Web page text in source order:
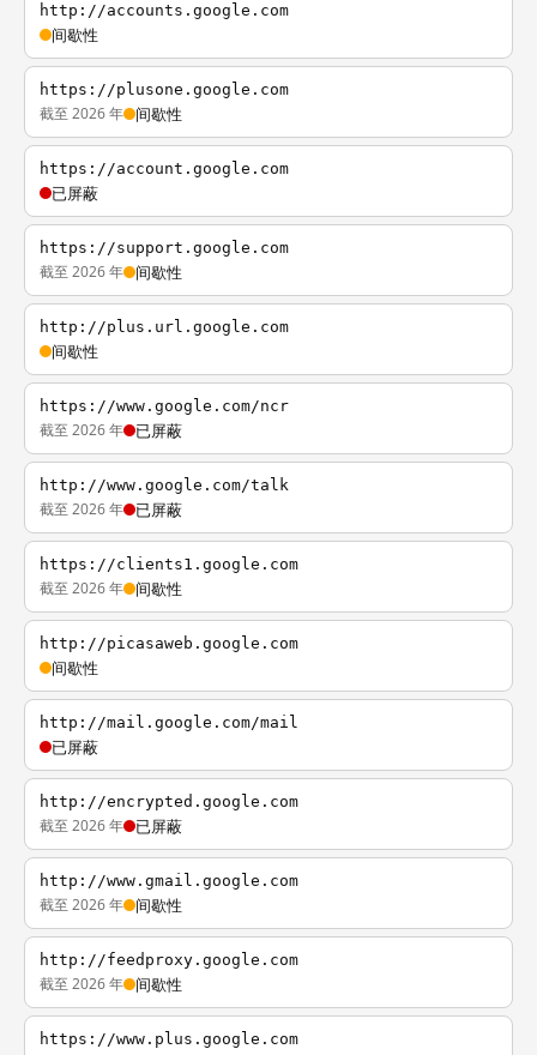
http://accounts.google.com
间歇性
https://plusone.google.com
截至 2026 年 间歇性
https://account.google.com
已屏蔽
https://support.google.com
截至 2026 年 间歇性
http://plus.url.google.com
间歇性
https://www.google.com/ncr
截至 2026 年 已屏蔽
http://www.google.com/talk
截至 2026 年 已屏蔽
https://clients1.google.com
截至 2026 年 间歇性
http://picasaweb.google.com
间歇性
http://mail.google.com/mail
已屏蔽
http://encrypted.google.com
截至 2026 年 已屏蔽
http://www.gmail.google.com
截至 2026 年 间歇性
http://feedproxy.google.com
截至 2026 年 间歇性
https://www.plus.google.com